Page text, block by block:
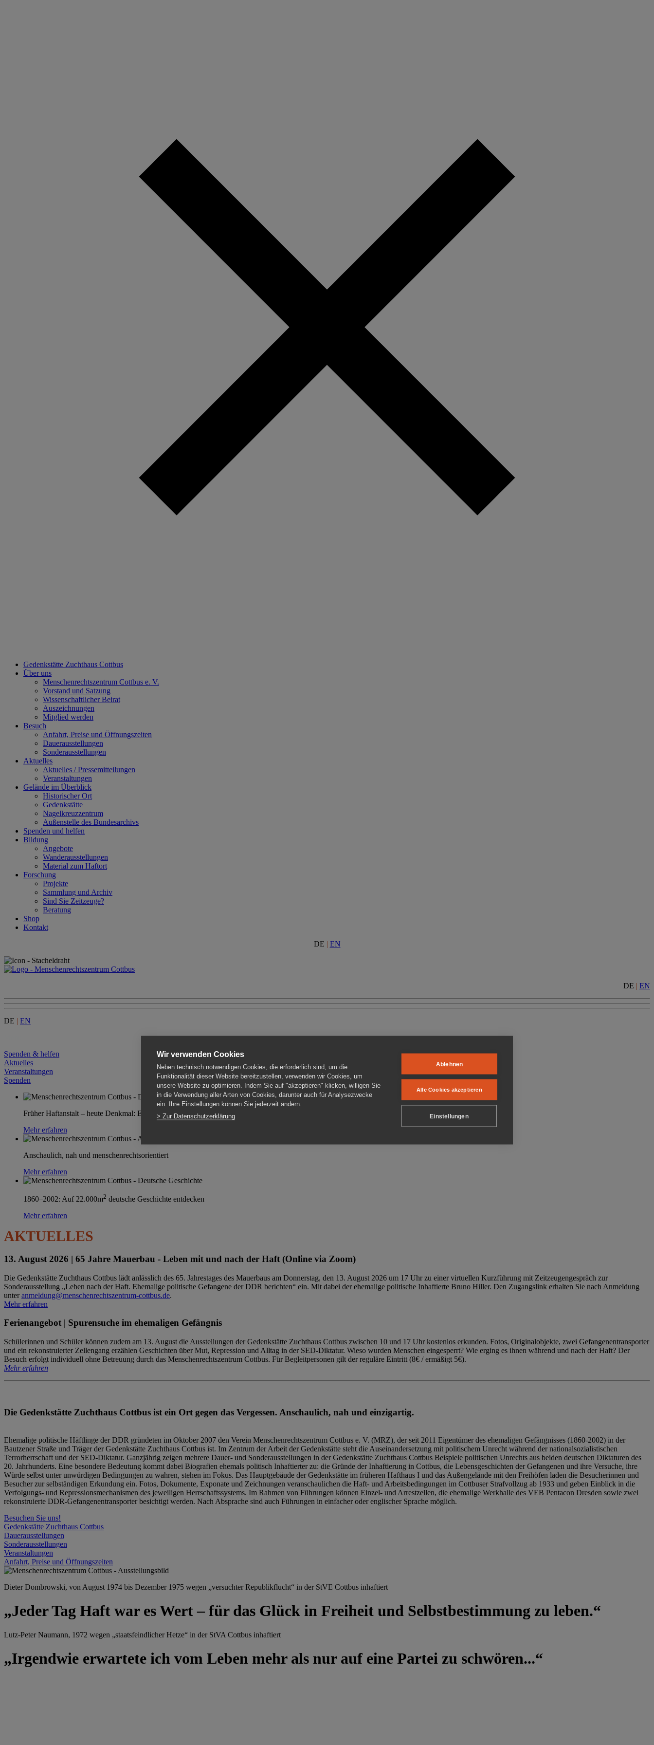
Gedenkstätte Zuchthaus Cottbus
Über uns
Menschenrechtszentrum Cottbus e. V.
Vorstand und Satzung
Wissenschaftlicher Beirat
Auszeichnungen
Mitglied werden
Besuch
Anfahrt, Preise und Öffnungszeiten
Dauerausstellungen
Sonderausstellungen
Aktuelles
Aktuelles / Pressemitteilungen
Veranstaltungen
Gelände im Überblick
Historischer Ort
Gedenkstätte
Nagelkreuzzentrum
Außenstelle des Bundesarchivs
Spenden und helfen
Bildung
Angebote
Wanderausstellungen
Material zum Haftort
Forschung
Projekte
Sammlung und Archiv
Sind Sie Zeitzeuge?
Beratung
Shop
Kontakt
DE | EN
DE | EN
DE | EN
Spenden & helfen
Aktuelles
Veranstaltungen
Spenden
Früher Haftanstalt – heute Denkmal: Einen Ort im Wandel erleben
Mehr erfahren
Anschaulich, nah und menschenrechtsorientiert
Mehr erfahren
1860–2002: Auf 22.000m2 deutsche Geschichte entdecken
Mehr erfahren
AKTUELLES
13. August 2026 | 65 Jahre Mauerbau - Leben mit und nach der Haft (Online via Zoom)
Die Gedenkstätte Zuchthaus Cottbus lädt anlässlich des 65. Jahrestages des Mauerbaus am Donnerstag, den 13. August 2026 um 17 Uhr zu einer virtuellen Kurzführung mit Zeitzeugengespräch zur
Sonderausstellung „Leben nach der Haft. Ehemalige politische Gefangene der DDR berichten“ ein. Mit dabei der ehemalige politische Inhaftierte Bruno Hiller. Den Zugangslink erhalten Sie nach Anmeldung
unteranmeldung@menschenrechtszentrum-cottbus.de.
Mehr erfahren
Ferienangebot | Spurensuche im ehemaligen Gefängnis
Schülerinnen und Schüler können zudem am 13. August die Ausstellungen der Gedenkstätte Zuchthaus Cottbus zwischen 10 und 17 Uhr kostenlos erkunden. Fotos, Originalobjekte, zwei Gefangenentransporter
und ein rekonstruierter Zellengang erzählen Geschichten über Mut, Repression und Alltag in der SED-Diktatur. Wieso wurden Menschen eingesperrt? Wie erging es ihnen während und nach der Haft? Der
Besuch erfolgt individuell ohne Betreuung durch das Menschenrechtszentrum Cottbus. Für Begleitpersonen gilt der reguläre Eintritt (8€ / ermäßigt 5€).
Mehr erfahren
Die Gedenkstätte Zuchthaus Cottbus ist ein Ort gegen das Vergessen. Anschaulich, nah und einzigartig.
Ehemalige politische Häftlinge der DDR gründeten im Oktober 2007 den Verein Menschenrechtszentrum Cottbus e. V. (MRZ), der seit 2011 Eigentümer des ehemaligen Gefängnisses (1860-2002) in der
Bautzener Straße und Träger der Gedenkstätte Zuchthaus Cottbus ist. Im Zentrum der Arbeit der Gedenkstätte steht die Auseinandersetzung mit politischem Unrecht während der nationalsozialistischen
Terrorherrschaft und der SED-Diktatur. Ganzjährig zeigen mehrere Dauer- und Sonderausstellungen in der Gedenkstätte Zuchthaus Cottbus Beispiele politischen Unrechts aus beiden deutschen Diktaturen des
20. Jahrhunderts. Eine besondere Bedeutung kommt dabei Biografien ehemals politisch Inhaftierter zu: die Gründe der Inhaftierung in Cottbus, die Lebensgeschichten der Gefangenen und ihre Versuche, ihre
Würde selbst unter unwürdigen Bedingungen zu wahren, stehen im Fokus. Das Hauptgebäude der Gedenkstätte im früheren Hafthaus I und das Außengelände mit den Freihöfen laden die Besucherinnen und
Besucher zur selbständigen Erkundung ein. Fotos, Dokumente, Exponate und Zeichnungen veranschaulichen die Haft- und Arbeitsbedingungen im Cottbuser Strafvollzug ab 1933 und geben Einblick in die
Verfolgungs- und Repressionsmechanismen des jeweiligen Herrschaftssystems. Im Rahmen von Führungen können Einzel- und Arrestzellen, die ehemalige Werkhalle des VEB Pentacon Dresden sowie zwei
rekonstruierte DDR-Gefangenentransporter besichtigt werden. Nach Absprache sind auch Führungen in einfacher oder englischer Sprache möglich.
Besuchen Sie uns!
Gedenkstätte Zuchthaus Cottbus
Dauerausstellungen
Sonderausstellungen
Veranstaltungen
Anfahrt, Preise und Öffnungszeiten
Dieter Dombrowski, von August 1974 bis Dezember 1975 wegen „versuchter Republikflucht“ in der StVE Cottbus inhaftiert
„Jeder Tag Haft war es Wert – für das Glück in Freiheit und Selbstbestimmung zu leben.“
Lutz-Peter Naumann, 1972 wegen „staatsfeindlicher Hetze“ in der StVA Cottbus inhaftiert
„Irgendwie erwartete ich vom Leben mehr als nur auf eine Partei zu schwören...“
Wir verwenden Cookies
Neben technisch notwendigen Cookies, die erforderlich sind, um die
Funktionalität dieser Website bereitzustellen, verwenden wir Cookies, um
unsere Website zu optimieren. Indem Sie auf "akzeptieren" klicken, willigen Sie
in die Verwendung aller Arten von Cookies, darunter auch für Analysezwecke
ein. Ihre Einstellungen können Sie jederzeit ändern.
> Zur Datenschutzerklärung
Ablehnen
Alle Cookies akzeptieren
Einstellungen